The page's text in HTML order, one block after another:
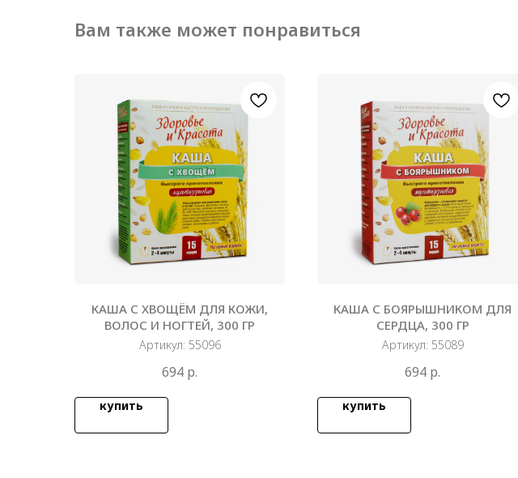
Вам также может понравиться
КАША С ХВОЩЁМ ДЛЯ КОЖИ,
ВОЛОС И НОГТЕЙ, 300 ГР
Артикул: 55096
694 р.
купить
КАША С БОЯРЫШНИКОМ ДЛЯ
СЕРДЦА, 300 ГР
Артикул: 55089
694 р.
купить